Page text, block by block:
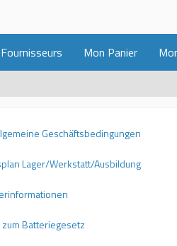
Fournisseurs Mon Panier
Geschäftsbedingungen
Lager/Werkstatt/Ausbildung
Batteriegesetz